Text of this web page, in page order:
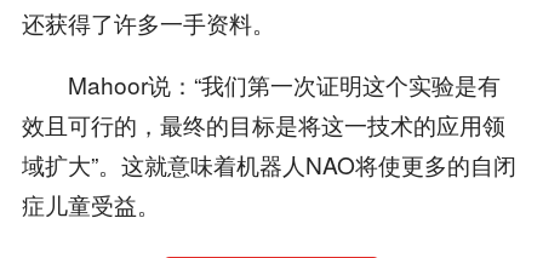
还获得了许多一手资料。
Mahoor说：“我们第一次证明这个实验是有
效且可行的，最终的目标是将这一技术的应用领
域扩大”。这就意味着机器人NAO将使更多的自闭
症儿童受益。